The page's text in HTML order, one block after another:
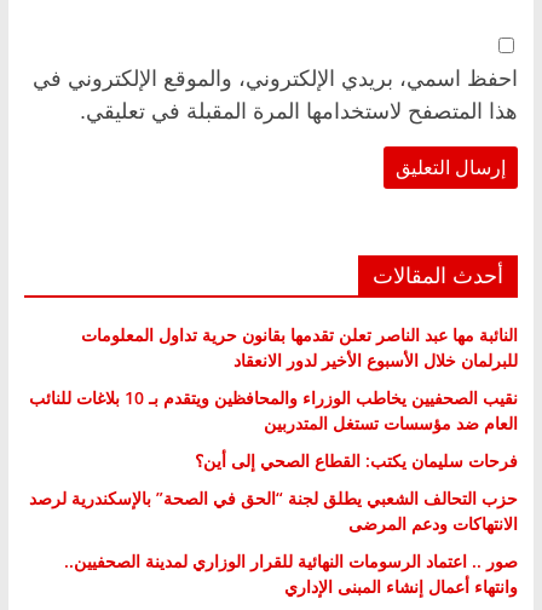
احفظ اسمي، بريدي الإلكتروني، والموقع الإلكتروني في
هذا المتصفح لاستخدامها المرة المقبلة في تعليقي.
أحدث المقالات
النائبة مها عبد الناصر تعلن تقدمها بقانون حرية تداول المعلومات
للبرلمان خلال الأسبوع الأخير لدور الانعقاد
نقيب الصحفيين يخاطب الوزراء والمحافظين ويتقدم بـ 10 بلاغات للنائب
العام ضد مؤسسات تستغل المتدربين
فرحات سليمان يكتب: القطاع الصحي إلى أين؟
حزب التحالف الشعبي يطلق لجنة “الحق في الصحة” بالإسكندرية لرصد
الانتهاكات ودعم المرضى
صور .. اعتماد الرسومات النهائية للقرار الوزاري لمدينة الصحفيين..
وانتهاء أعمال إنشاء المبنى الإداري